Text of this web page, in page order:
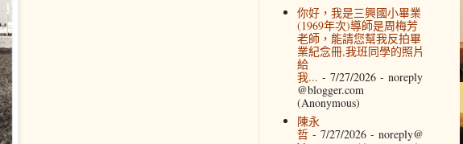
你好，我是三興國小畢業
(1969年次)導師是周梅芳
老師，能請您幫我反拍畢
業紀念冊,我班同學的照片
給
我... - 7/27/2026- noreply
@blogger.com
(Anonymous)
陳永
哲- 7/27/2026- noreply@